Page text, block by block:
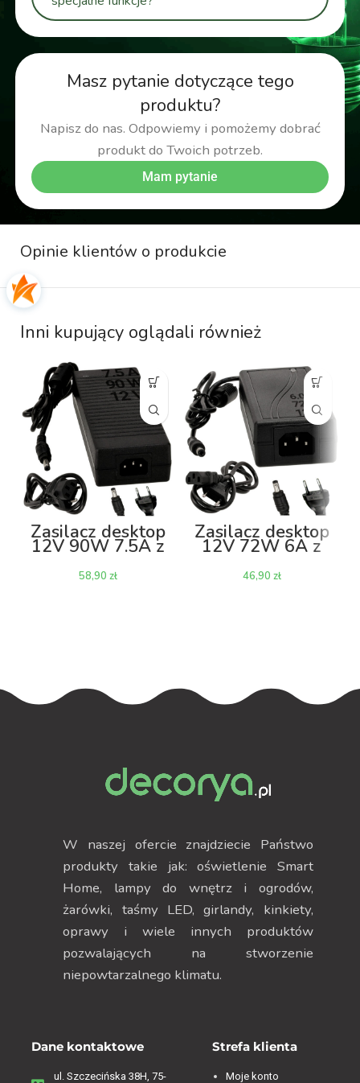
Masz pytanie dotyczące tego
produktu?
Napisz do nas. Odpowiemy i pomożemy dobrać
produkt do Twoich potrzeb.
Mam pytanie
Opinie klientów o produkcie
Inni kupujący oglądali również
Zasilacz desktop
12V 90W 7.5A z
zł
Zasilacz desktop
12V 72W 6A z
zł
W naszej ofercie znajdziecie Państwo
produkty takie jak: oświetlenie Smart
Home, lampy do wnętrz i ogrodów,
żarówki, taśmy LED, girlandy, kinkiety,
oprawy i wiele innych produktów
pozwalających na stworzenie
niepowtarzalnego klimatu.
Dane kontaktowe
ul. Szczecińska 38H, 75-
Strefa klienta
Moje konto